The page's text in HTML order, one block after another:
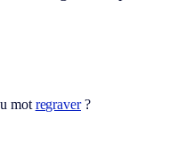
mot regraver?